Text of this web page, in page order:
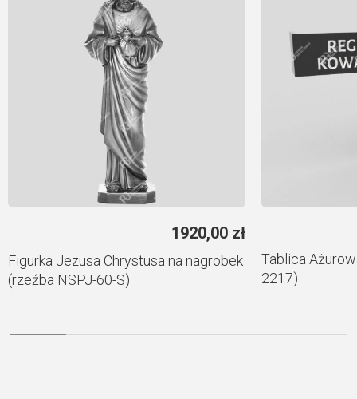
1920,00 zł
Figurka Jezusa Chrystusa na nagrobek
(rzeźba NSPJ-60-S)
Tablica
2217)